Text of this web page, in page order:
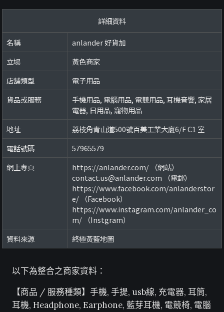
詳細資料
名稱
anlander 好貨加
立場
黃色商家
店舖類型
電子用品
貨品或服務
手機用品, 電腦用品, 電競用品, 耳機音響, 家居
電器, 日用品, 寵物用品
地址
荔枝角青山道500號百美工業大廈6/F C1 室
電話號碼
57965579
網上專頁
https://anlander.com/ （網站）
contact.us@anlander.com （電郵）
https://www.facebook.com/anlanderstor
e/ （Facebook）
https://www.instagram.com/anlander_co
m/ （Instgram）
資料來源
終極黃藍地圖
以下為整合之商家資料：
【商品 / 服務種類】手機, 手提, usb線, 充電器, 耳筒,
耳機, Headphone, Earphone, 藍芽耳機, 電競椅, 電腦